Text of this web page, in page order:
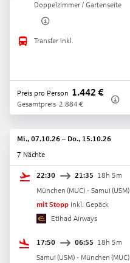
Doppelzimmer / Gartenseite
Transfer inkl.
Preis pro Person 1.442 €
Gesamtpreis 2.884 €
Mi., 07.10.26 – Do., 15.10.26
7 Nächte
22:30 21:35 18h 5m
München (MUC) - Samui (USM)
mit Stopp Inkl. Gepäck
Etihad Airways
17:50 06:55 18h 5m
Samui (USM) - München (MUC)